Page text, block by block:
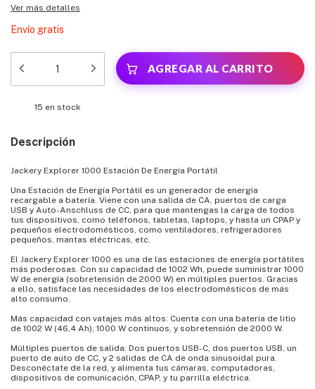
Ver más detalles
Envío gratis
15 en stock
Descripción
Jackery Explorer 1000 Estación De Energía Portátil
Una Estación de Energía Portátil es un generador de energía
recargable a batería. Viene con una salida de CA, puertos de carga
USB y Auto-Anschluss de CC, para que mantengas la carga de todos
tus dispositivos, como teléfonos, tabletas, laptops, y hasta un CPAP y
pequeños electrodomésticos, como ventiladores, refrigeradores
pequeños, mantas eléctricas, etc.
El Jackery Explorer 1000 es una de las estaciones de energía portátiles
más poderosas. Con su capacidad de 1002 Wh, puede suministrar 1000
W de energía (sobretensión de 2000 W) en múltiples puertos. Gracias
a ello, satisface las necesidades de los electrodomésticos de más
alto consumo.
Más capacidad con vatajes más altos: Cuenta con una batería de litio
de 1002 W (46,4 Ah), 1000 W continuos, y sobretensión de 2000 W.
Múltiples puertos de salida: Dos puertos USB-C, dos puertos USB, un
puerto de auto de CC, y 2 salidas de CA de onda sinusoidal pura.
Desconéctate de la red, y alimenta tus cámaras, computadoras,
dispositivos de comunicación, CPAP, y tu parrilla eléctrica.